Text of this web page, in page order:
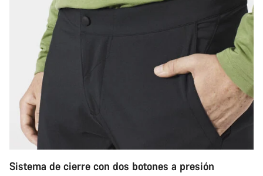
Sistema de cierre con dos botones a presión